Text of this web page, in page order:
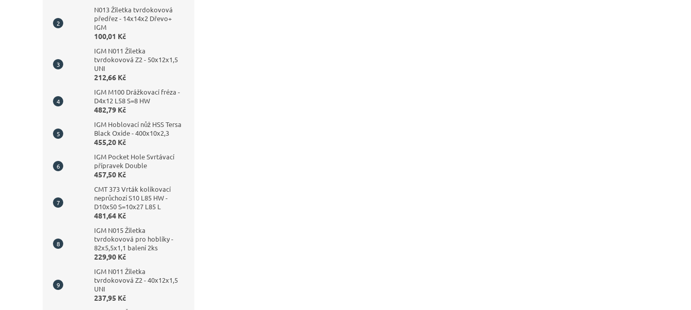
N013 Žiletka tvrdokovová
předřez - 14x14x2 Dřevo+
IGM
100,01 Kč
IGM N011 Žiletka
tvrdokovová Z2 - 50x12x1,5
UNI
212,66 Kč
IGM M100 Drážkovací fréza -
D4x12 L58 S=8 HW
482,79 Kč
IGM Hoblovací nůž HSS Tersa
Black Oxide - 400x10x2,3
455,20 Kč
IGM Pocket Hole Svrtávací
přípravek Double
457,50 Kč
CMT 373 Vrták kolíkovací
neprůchozí S10 L85 HW -
D10x50 S=10x27 L85 L
481,64 Kč
IGM N015 Žiletka
tvrdokovová pro hoblíky -
82x5,5x1,1 balení 2ks
229,90 Kč
IGM N011 Žiletka
tvrdokovová Z2 - 40x12x1,5
UNI
237,95 Kč